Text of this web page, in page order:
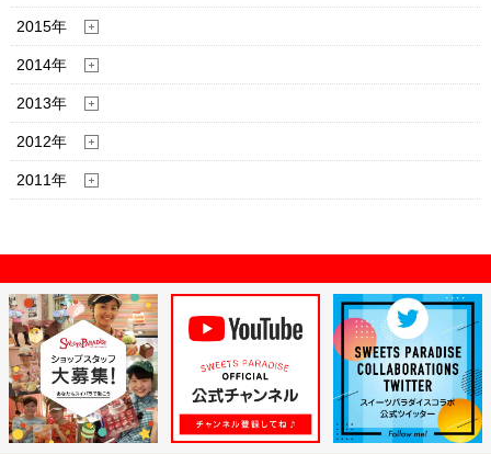
2015年
2014年
2013年
2012年
2011年